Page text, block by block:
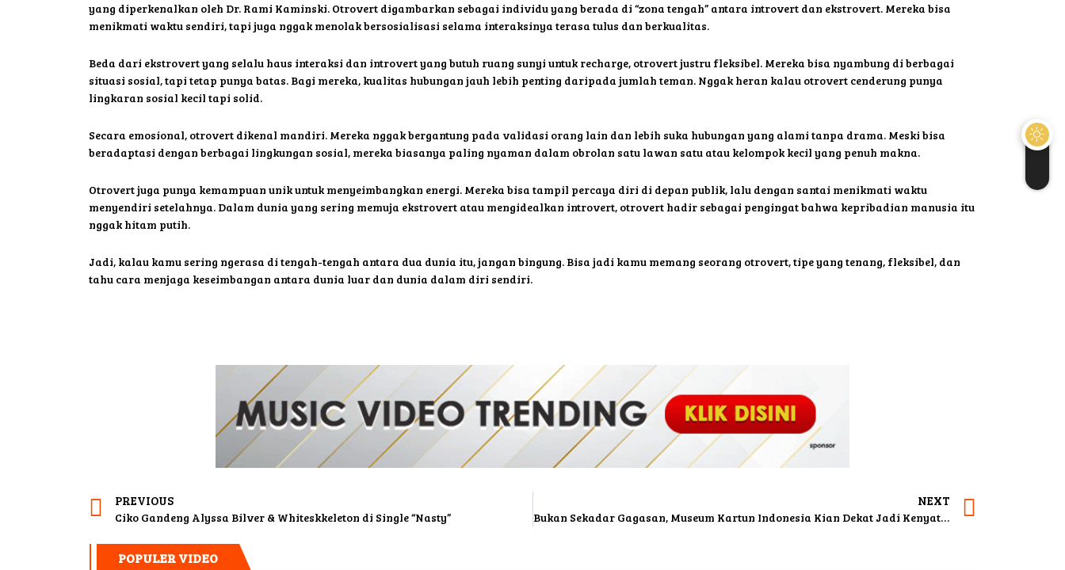
yang diperkenalkan oleh Dr. Rami Kaminski. Otrovert digambarkan sebagai individu yang berada di “zona tengah” antara introvert dan ekstrovert. Mereka bisa
menikmati waktu sendiri, tapi juga nggak menolak bersosialisasi selama interaksinya terasa tulus dan berkualitas.
Beda dari ekstrovert yang selalu haus interaksi dan introvert yang butuh ruang sunyi untuk recharge, otrovert justru fleksibel. Mereka bisa nyambung di berbagai
situasi sosial, tapi tetap punya batas. Bagi mereka, kualitas hubungan jauh lebih penting daripada jumlah teman. Nggak heran kalau otrovert cenderung punya
lingkaran sosial kecil tapi solid.
Secara emosional, otrovert dikenal mandiri. Mereka nggak bergantung pada validasi orang lain dan lebih suka hubungan yang alami tanpa drama. Meski bisa
beradaptasi dengan berbagai lingkungan sosial, mereka biasanya paling nyaman dalam obrolan satu lawan satu atau kelompok kecil yang penuh makna.
Otrovert juga punya kemampuan unik untuk menyeimbangkan energi. Mereka bisa tampil percaya diri di depan publik, lalu dengan santai menikmati waktu
menyendiri setelahnya. Dalam dunia yang sering memuja ekstrovert atau mengidealkan introvert, otrovert hadir sebagai pengingat bahwa kepribadian manusia itu
nggak hitam putih.
Jadi, kalau kamu sering ngerasa di tengah-tengah antara dua dunia itu, jangan bingung. Bisa jadi kamu memang seorang otrovert, tipe yang tenang, fleksibel, dan
tahu cara menjaga keseimbangan antara dunia luar dan dunia dalam diri sendiri.
PREVIOUS
Ciko Gandeng Alyssa Bilver & Whiteskkeleton di Single “Nasty”
NEXT
Bukan Sekadar Gagasan, Museum Kartun Indonesia Kian Dekat Jadi Kenyataan
POPULER VIDEO